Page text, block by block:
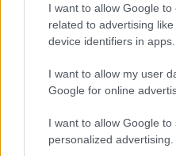
I want to allow Google to
related to advertising
device identifiers in apps.
I want to allow my user
Google for online
I want to allow Google to
personalized advertising.